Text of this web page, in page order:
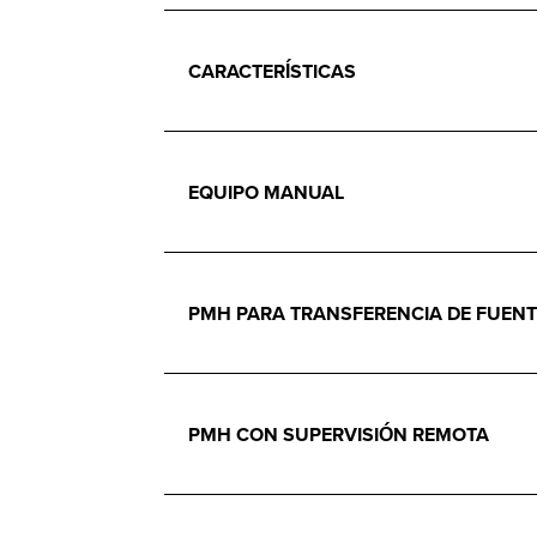
CARACTERÍSTICAS
EQUIPO MANUAL
PMH PARA TRANSFERENCIA DE
PMH CON SUPERVISIÓN REMOTA